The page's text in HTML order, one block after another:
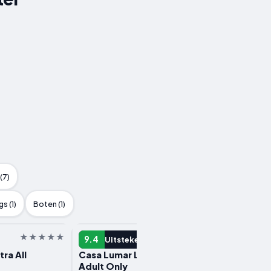
(1) Boten (1)
All
9.4 Uitstekend
HOTEL
Casa Lumar Luxury Lodging-
Adult Only